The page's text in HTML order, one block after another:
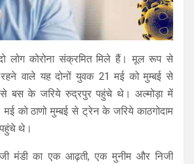
लोग कोरोना संक्रमित मिले हैं। मूल रूप से
वाले यह दोनों युवक 21 मई को मुम्बई से
से बस के जरिये रुद्रपुर पहुंचे थे। अल्मोड़ा में
मई को ठाणो मुम्बई से ट्रेन के जरिये काठगोदाम
थे।
मंडी का एक आढ़ती, एक मुनीम और निजी